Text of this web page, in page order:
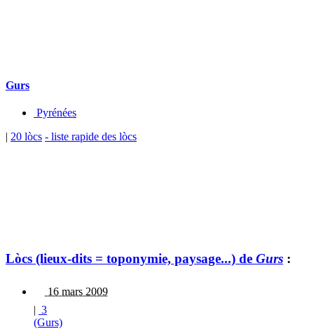
Gurs
Pyrénées
| 20 lòcs - liste rapide des lòcs
Lòcs (lieux-dits = toponymie, paysage...) de Gurs :
16 mars 2009
| 3
(Gurs)